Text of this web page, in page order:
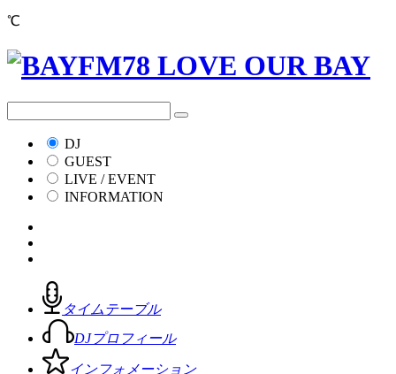
℃
DJ
GUEST
LIVE / EVENT
INFORMATION
タイムテーブル
DJプロフィール
インフォメーション